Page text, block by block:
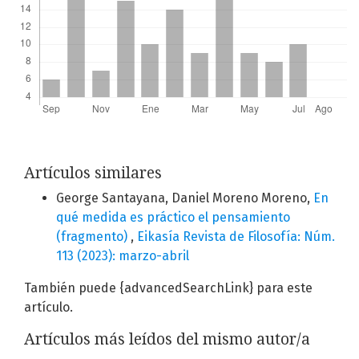
Artículos similares
George Santayana, Daniel Moreno Moreno, En
qué medida es práctico el pensamiento
(fragmento) , Eikasía Revista de Filosofía: Núm.
113 (2023): marzo-abril
También puede {advancedSearchLink} para este
artículo.
Artículos más leídos del mismo autor/a